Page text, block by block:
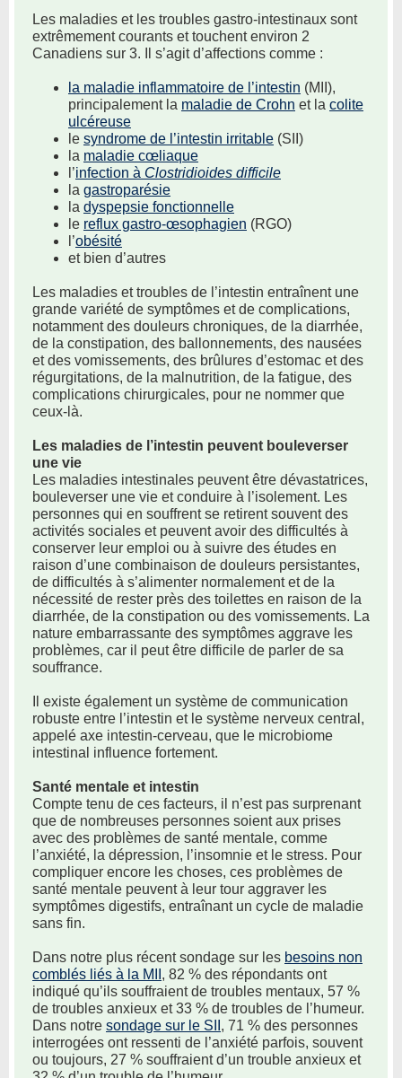
Les maladies et les troubles gastro-intestinaux sont
extrêmement courants et touchent environ 2
Canadiens sur 3. Il s’agit d’affections comme :
la maladie inflammatoire de l’intestin (MII),
principalement la maladie de Crohn et la colite
ulcéreuse
le syndrome de l’intestin irritable (SII)
la maladie cœliaque
l’infection à Clostridioides difficile
la gastroparésie
la dyspepsie fonctionnelle
le reflux gastro-œsophagien (RGO)
l’obésité
et bien d’autres
Les maladies et troubles de l’intestin entraînent une
grande variété de symptômes et de complications,
notamment des douleurs chroniques, de la diarrhée,
de la constipation, des ballonnements, des nausées
et des vomissements, des brûlures d’estomac et des
régurgitations, de la malnutrition, de la fatigue, des
complications chirurgicales, pour ne nommer que
ceux-là.
Les maladies de l’intestin peuvent bouleverser
une vie
Les maladies intestinales peuvent être dévastatrices,
bouleverser une vie et conduire à l’isolement. Les
personnes qui en souffrent se retirent souvent des
activités sociales et peuvent avoir des difficultés à
conserver leur emploi ou à suivre des études en
raison d’une combinaison de douleurs persistantes,
de difficultés à s’alimenter normalement et de la
nécessité de rester près des toilettes en raison de la
diarrhée, de la constipation ou des vomissements. La
nature embarrassante des symptômes aggrave les
problèmes, car il peut être difficile de parler de sa
souffrance.
Il existe également un système de communication
robuste entre l’intestin et le système nerveux central,
appelé axe intestin-cerveau, que le microbiome
intestinal influence fortement.
Santé mentale et intestin
Compte tenu de ces facteurs, il n’est pas surprenant
que de nombreuses personnes soient aux prises
avec des problèmes de santé mentale, comme
l’anxiété, la dépression, l’insomnie et le stress. Pour
compliquer encore les choses, ces problèmes de
santé mentale peuvent à leur tour aggraver les
symptômes digestifs, entraînant un cycle de maladie
sans fin.
Dans notre plus récent sondage sur les besoins non
comblés liés à la MII , 82 % des répondants ont
indiqué qu’ils souffraient de troubles mentaux, 57 %
de troubles anxieux et 33 % de troubles de l’humeur.
Dans notre sondage sur le SII , 71 % des personnes
interrogées ont ressenti de l’anxiété parfois, souvent
ou toujours, 27 % souffraient d’un trouble anxieux et